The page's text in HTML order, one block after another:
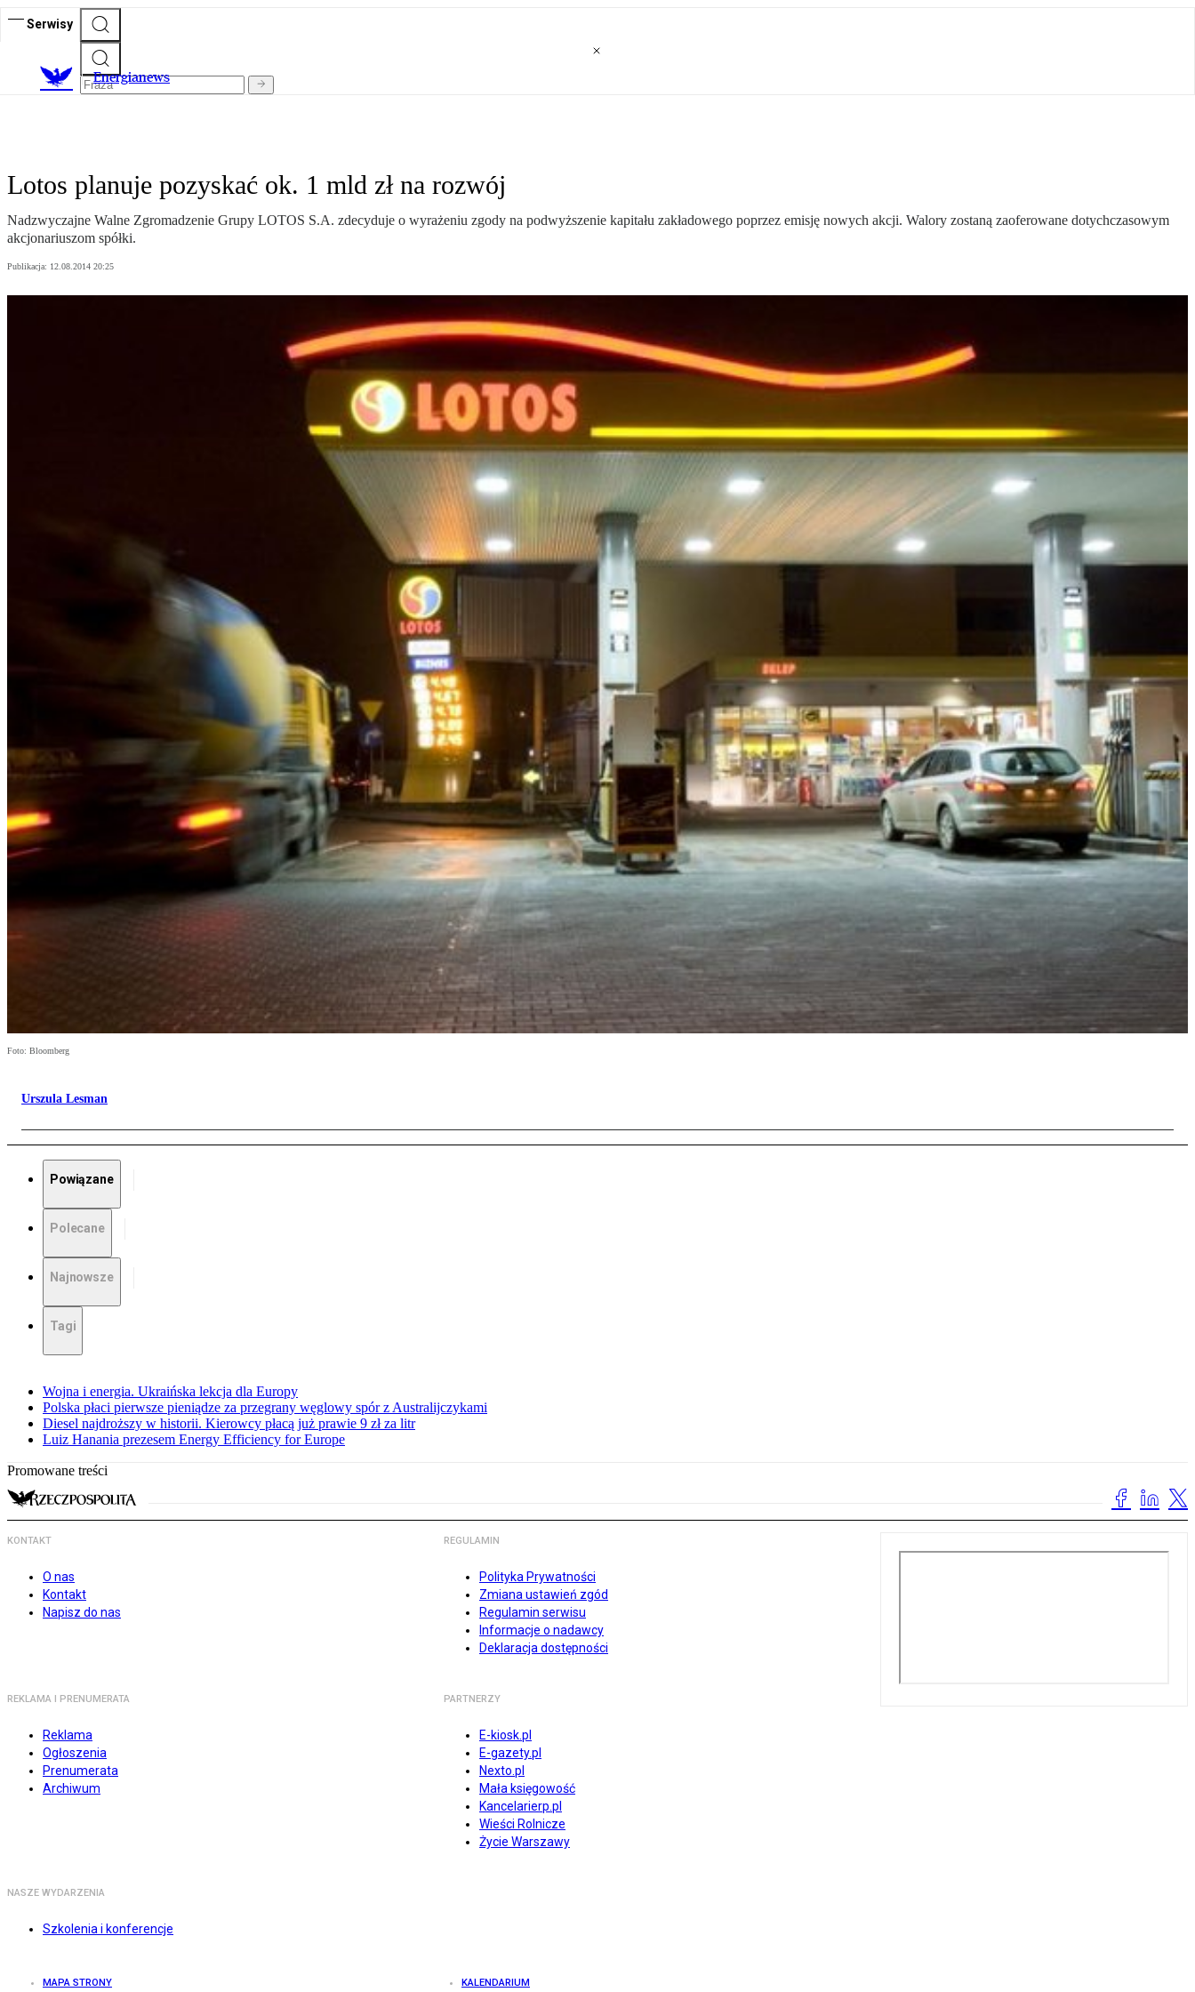
Serwisy
Energianews
Lotos planuje pozyskać ok. 1 mld zł na rozwój
Nadzwyczajne Walne Zgromadzenie Grupy LOTOS S.A. zdecyduje o wyrażeniu zgody na podwyższenie kapitału zakładowego poprzez emisję nowych akcji. Walory zostaną zaoferowane dotychczasowym
akcjonariuszom spółki.
Publikacja: 12.08.2014 20:25
Foto: Bloomberg
Urszula Lesman
Powiązane
Polecane
Najnowsze
Tagi
Wojna i energia. Ukraińska lekcja dla Europy
Polska płaci pierwsze pieniądze za przegrany węglowy spór z Australijczykami
Diesel najdroższy w historii. Kierowcy płacą już prawie 9 zł za litr
Luiz Hanania prezesem Energy Efficiency for Europe
Promowane treści
KONTAKT
O nas
Kontakt
Napisz do nas
REGULAMIN
Polityka Prywatności
Zmiana ustawień zgód
Regulamin serwisu
Informacje o nadawcy
Deklaracja dostępności
REKLAMA I PRENUMERATA
Reklama
Ogłoszenia
Prenumerata
Archiwum
PARTNERZY
E-kiosk.pl
E-gazety.pl
Nexto.pl
Mała księgowość
Kancelarierp.pl
Wieści Rolnicze
Życie Warszawy
NASZE WYDARZENIA
Szkolenia i konferencje
MAPA STRONY KALENDARIUM